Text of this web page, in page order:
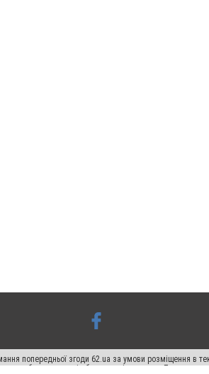
попередньої згоди 62.ua за умови розміщення в
абзацу в тексті або в якості джерела.